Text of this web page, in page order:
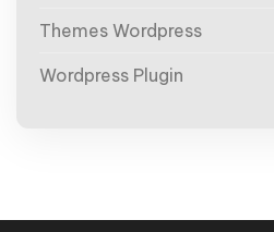
Themes Wordpress
Wordpress Plugin